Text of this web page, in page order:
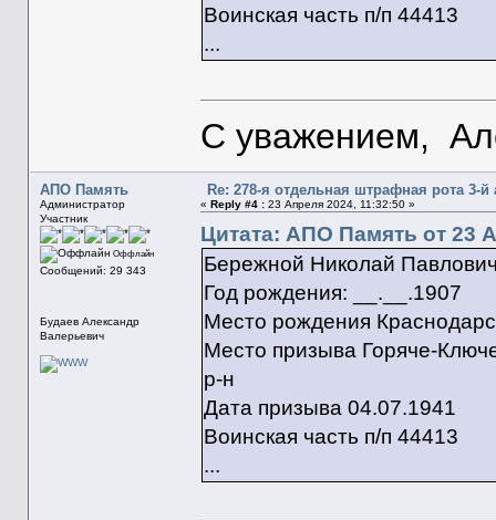
Воинская часть п/п 44413
...
С уважением,
АПО Память
Администратор
Участник
Оффлайн
Сообщений: 29 343
Будаев Александр
Валерьевич
Re: 278-я отдельная штрафная рота 3-
« Reply #4 :23 Апреля 2024, 11:32:50 »
Цитата: АПО Память от 23
Бережной Николай
Год рождения: __.__.1907
Место рождения
Место призыва Горяче-
р-н
Дата призыва 04.07.1941
Воинская часть п/п 44413
...